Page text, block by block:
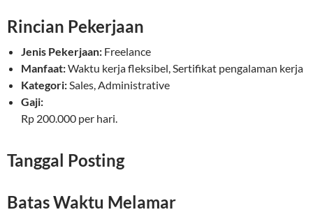
Rincian Pekerjaan
Jenis Pekerjaan: Freelance
Manfaat:Waktu kerja fleksibel, Sertifikat pengalaman kerja
Kategori:Sales, Administrative
Gaji:
Rp 200.000 per hari.
Tanggal Posting
Batas Waktu Melamar